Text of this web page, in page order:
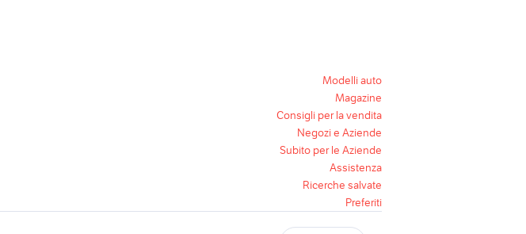
Modelli auto
Magazine
Consigli per la vendita
Negozi e Aziende
Subito per le Aziende
Assistenza
Ricerche salvate
Preferiti